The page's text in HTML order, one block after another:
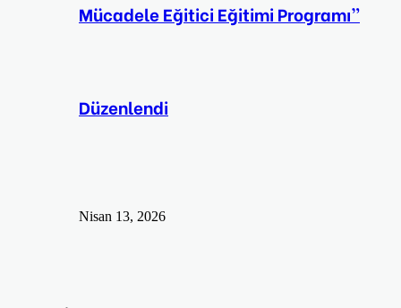
Mücadele Eğitici Eğitimi Programı”
Düzenlendi
Nisan 13, 2026